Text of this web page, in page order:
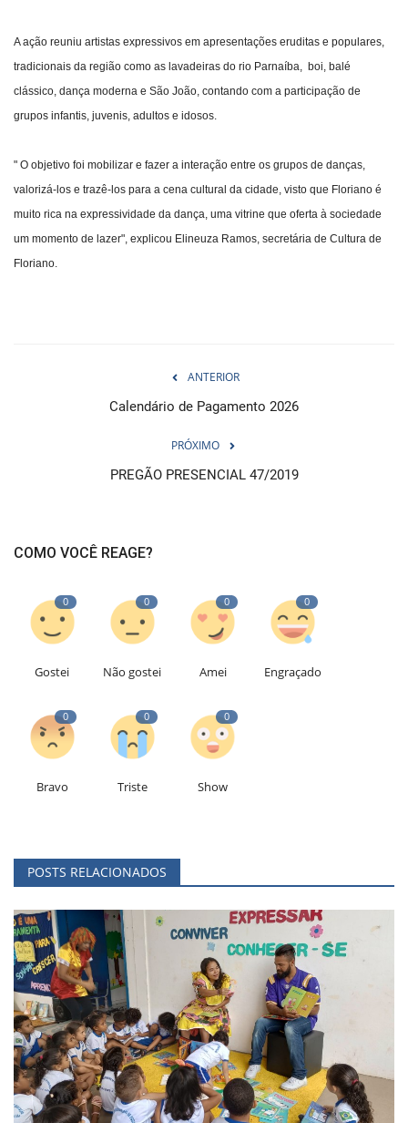
A ação reuniu artistas expressivos em apresentações eruditas e populares,
tradicionais da região como as lavadeiras do rio Parnaíba, boi, balé
clássico, dança moderna e São João, contando com a participação de
grupos infantis, juvenis, adultos e idosos.
" O objetivo foi mobilizar e fazer a interação entre os grupos de danças,
valorizá-los e trazê-los para a cena cultural da cidade, visto que Floriano é
muito rica na expressividade da dança, uma vitrine que oferta à sociedade
um momento de lazer", explicou Elineuza Ramos, secretária de Cultura de
Floriano.
ANTERIOR
Calendário de Pagamento 2026
PRÓXIMO
PREGÃO PRESENCIAL 47/2019
COMO VOCÊ REAGE?
0
Gostei
0
Não gostei
0
Amei
0
Engraçado
0
Bravo
0
Triste
0
Show
POSTS RELACIONADOS